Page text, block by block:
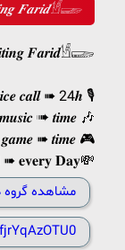
𝑭𝒂𝒓𝒊𝒅𓁩𓆃
𝑭𝒂𝒓𝒊𝒅𓁩𓆃
𝒄𝒂𝒍𝒍 ➠ 24𝒉 🎙
➠ 𝒕𝒊𝒎𝒆 🎶
➠ 𝒕𝒊𝒎𝒆 🎮
𝐞𝐯𝐞𝐫𝐲 𝐃𝐚𝐲💸
مشاهده گروه